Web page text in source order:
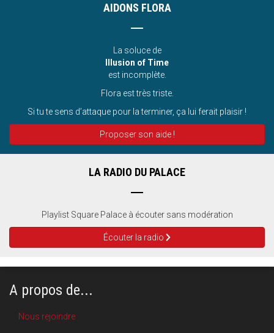
AIDONS FLORA
La soluce de
Illusion of Time
est incomplète.
Flora est très triste.
Si tu te sens d’attaque pour la terminer, ça lui ferait plaisir !
Proposer son aide !
LA RADIO DU PALACE
Playlist Square Palace à écouter sans modération
Écouter la radio
A propos de...
Nous rejoindre